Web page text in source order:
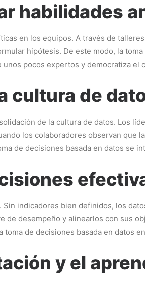
habilidades
en los equipos. A través de
hipótesis. De este modo, la
pocos expertos y democratiza el
cultura de
de la cultura de datos. Los
los colaboradores observan que
de decisiones basada en datos se
indicadores bien definidos, los
desempeño y alinearlos con sus
de decisiones basada en datos
y el